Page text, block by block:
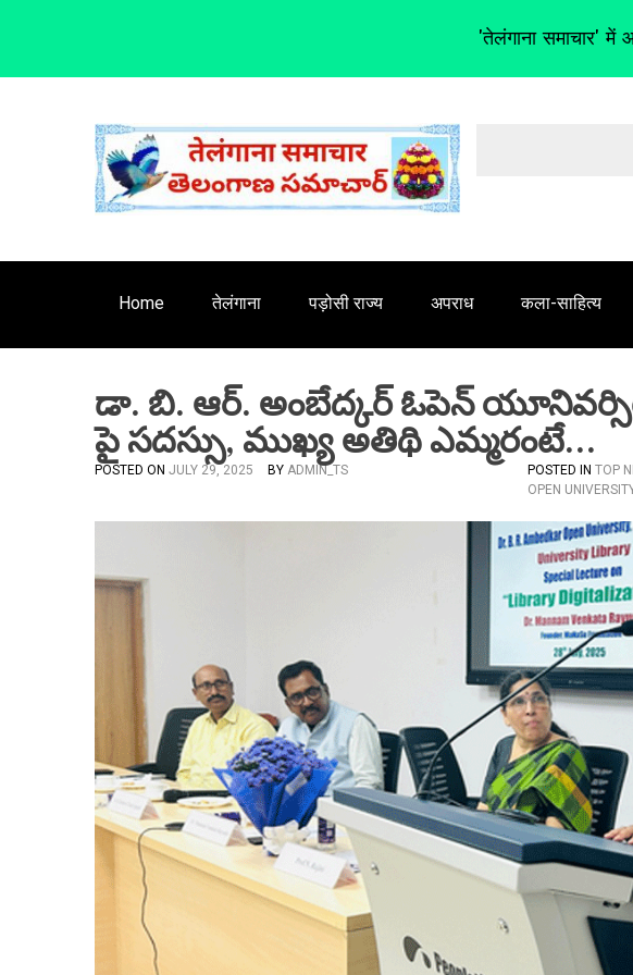
e
Home तेलंगाना पड़ोसी राज्य अपराध कला-साहित्य
డా. బి. ఆర్. అంబేద్కర్ ఓపెన్
పై సదస్సు, ముఖ్య అతిథి ఎమ్మరంటే…
POSTED ON JULY 29, 2025 BY ADMIN_TS POSTED IN TOP
OPEN
'तेलंगाना समाचार' में